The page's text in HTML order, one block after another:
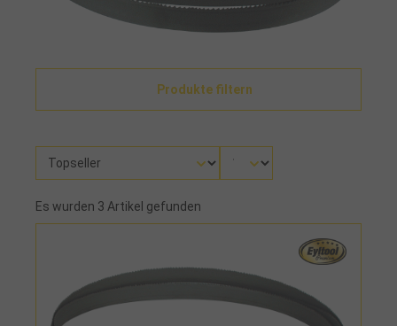
Produkte filtern
Es wurden 3 Artikel gefunden